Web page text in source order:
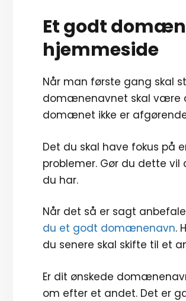
Et godt
hjemmeside
Når man første gang skal
domænenavnet skal være
domænet ikke er
Det du skal have fokus på
problemer. Gør du dette
du har.
Når det så er sagt
du et godt domænenavn.
du senere skal skifte til et
Er dit ønskede
om efter et andet. Det er